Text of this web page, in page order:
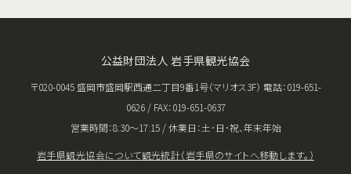
公益財団法人 岩手県観光協会
〒020-0045 盛岡市盛岡駅西通二丁目9番1号（マリオス3F） 電話：019-651-
0626 / FAX：019-651-0637
営業時間：8:30〜17:15 / 休業日：土･日･祝、年末年始
岩手県観光協会について観光統計（岩手県のサイトへ移動します。）